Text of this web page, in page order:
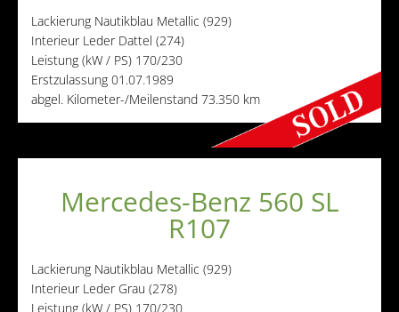
Lackierung Nautikblau Metallic (929)
Interieur Leder Dattel (274)
Leistung (kW / PS) 170/230
Erstzulassung 01.07.1989
abgel. Kilometer-/Meilenstand 73.350 km
Mercedes-Benz 560 SL
R107
Lackierung Nautikblau Metallic (929)
Interieur Leder Grau (278)
Leistung (kW / PS) 170/230